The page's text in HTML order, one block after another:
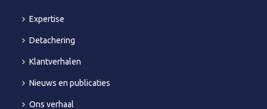
Expertise
Detachering
Klantverhalen
Nieuws en publicaties
Ons verhaal